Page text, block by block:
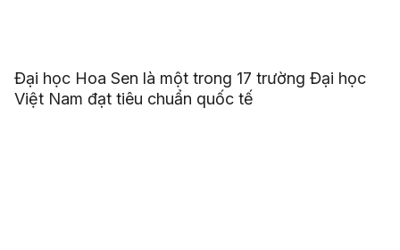
Đại học Hoa Sen là một trong 17 trường Đại học
Việt Nam đạt tiêu chuẩn quốc tế